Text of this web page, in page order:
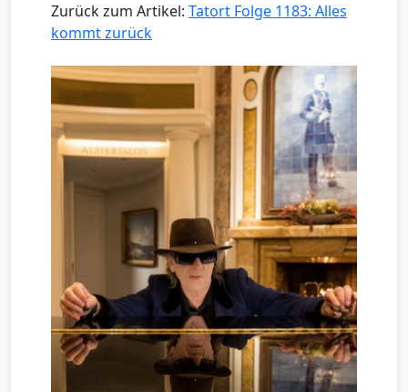
Zurück zum Artikel: Tatort Folge 1183: Alles
kommt zurück